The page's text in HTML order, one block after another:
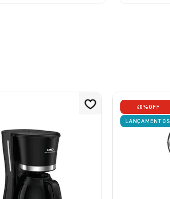
40%OFF
LANÇAMENTOS